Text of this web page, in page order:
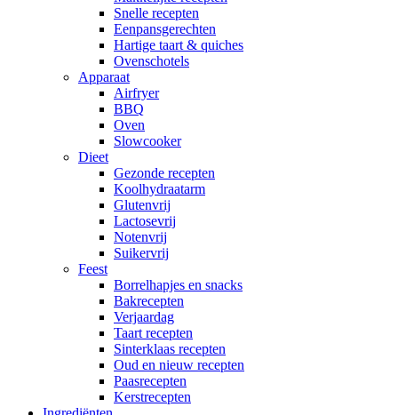
Snelle recepten
Eenpansgerechten
Hartige taart & quiches
Ovenschotels
Apparaat
Airfryer
BBQ
Oven
Slowcooker
Dieet
Gezonde recepten
Koolhydraatarm
Glutenvrij
Lactosevrij
Notenvrij
Suikervrij
Feest
Borrelhapjes en snacks
Bakrecepten
Verjaardag
Taart recepten
Sinterklaas recepten
Oud en nieuw recepten
Paasrecepten
Kerstrecepten